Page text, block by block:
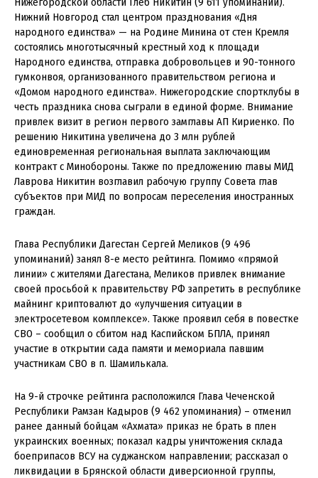
Нижний Новгород стал центром празднования «Дня
народного единства» — на Родине Минина от стен Кремля
состоялись многотысячный крестный ход к площади
Народного единства, отправка добровольцев и 90-тонного
гумконвоя, организованного правительством региона и
«Домом народного единства». Нижегородские спортклубы в
честь праздника снова сыграли в единой форме. Внимание
привлек визит в регион первого замглавы АП Кириенко. По
решению Никитина увеличена до 3 млн рублей
единовременная региональная выплата заключающим
контракт с Минобороны. Также по предложению главы МИД
Лаврова Никитин возглавил рабочую группу Совета глав
субъектов при МИД по вопросам переселения иностранных
граждан.
Глава Республики Дагестан Сергей Меликов (9 496
упоминаний) занял 8-е место рейтинга. Помимо «прямой
линии» с жителями Дагестана, Меликов привлек внимание
своей просьбой к правительству РФ запретить в республике
майнинг криптовалют до «улучшения ситуации в
электросетевом комплексе». Также проявил себя в повестке
СВО – сообщил о сбитом над Каспийском БПЛА, принял
участие в открытии сада памяти и мемориала павшим
участникам СВО в п. Шамилькала.
На 9-й строчке рейтинга расположился Глава Чеченской
Республики Рамзан Кадыров (9 462 упоминания) – отменил
ранее данный бойцам «Ахмата» приказ не брать в плен
украинских военных; показал кадры уничтожения склада
боеприпасов ВСУ на суджанском направлении; рассказал о
ликвидации в Брянской области диверсионной группы,